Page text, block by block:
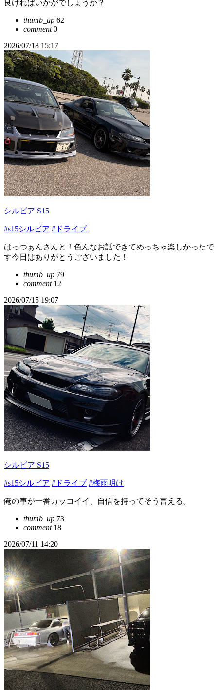
良ければいかがでしょうか？
thumb_up 62
comment0
2026/07/18 15:17
シルビア S15
#s15シルビア #ドライブ
はっつぁんさんと！色んなお話できてめっちゃ楽しかったで
す今日はありがとうございました！
thumb_up 79
comment12
2026/07/15 19:07
シルビア S15
#s15シルビア #ドライブ #梅雨明け
俺の車が一番カッコイイ、自信を持ってそう言える。
thumb_up 73
comment18
2026/07/11 14:20